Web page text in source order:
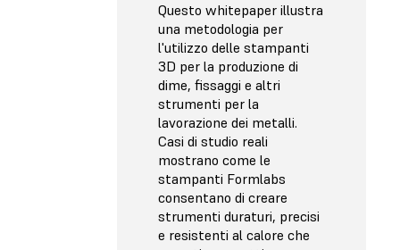
Questo whitepaper illustra
una metodologia per
l'utilizzo delle stampanti
3D per la produzione di
dime, fissaggi e altri
strumenti per la
lavorazione dei metalli.
Casi di studio reali
mostrano come le
stampanti Formlabs
consentano di creare
strumenti duraturi, precisi
e resistenti al calore che